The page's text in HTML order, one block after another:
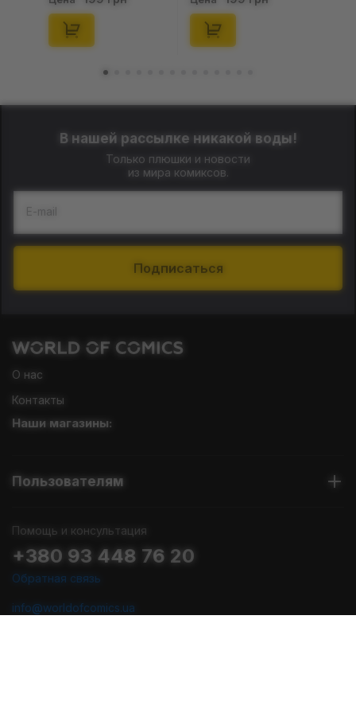
(Blind Box: 1 з 24),
(11550)
46), (15475)
В нашей рассылке никакой воды!
Только плюшки и новости
из мира комиксов.
E-mail
Подписаться
О нас
Контакты
Наши магазины:
Пользователям
Помощь и консультация
+380 93 448 76 20
Обратная связь
info@worldofcomics.ua